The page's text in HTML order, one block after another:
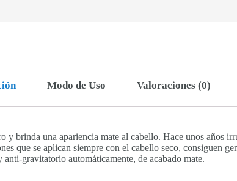
Modo de Uso Valoraciones (0)
y brinda una apariencia mate al cabello. Hace unos años
que se aplican siempre con el cabello seco, consiguen
gravitatorio automáticamente, de acabado mate.